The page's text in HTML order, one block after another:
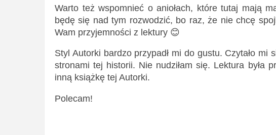
Warto też wspomnieć o aniołach, które tutaj mają
będę się nad tym rozwodzić, bo raz, że nie chcę
Wam przyjemności z lektury 😊
Styl Autorki bardzo przypadł mi do gustu. Czytało mi
stronami tej historii. Nie nudziłam się. Lektura była
inną książkę tej Autorki.
Polecam!